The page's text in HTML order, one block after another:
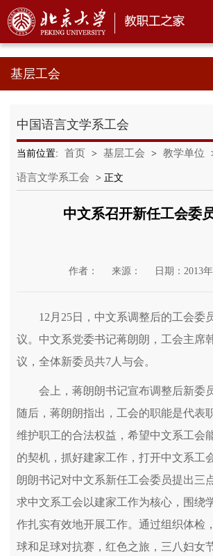
基层工会
中国语言文学系工会
当前位置: 首页 > 基层工会 > 教学单位
语言文学系工会 > 正文
中文系召开新任工会委
作者： 来源： 日期：2013
12月25日，中文系调整后的工会委
议。中文系党委书记蒋朗朗，工会主席
议，全体新委员共7人与会。
会上，蒋朗朗书记宣布调整后新委
随后，蒋朗朗指出，工会的职能是代表
维护职工的合法权益，希望中文系工会
的契机，抓好建家工作，打开中文系工
朗朗书记对中文系新任工会委员提出三
求中文系工会以建家工作为核心，围绕
作扎实有效地开展工作。通过组织体检
球和足球对抗赛，红色之旅，三八妇女